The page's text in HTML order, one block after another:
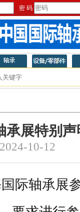
密 码
承展特别声
2024-10-12
际轴承展